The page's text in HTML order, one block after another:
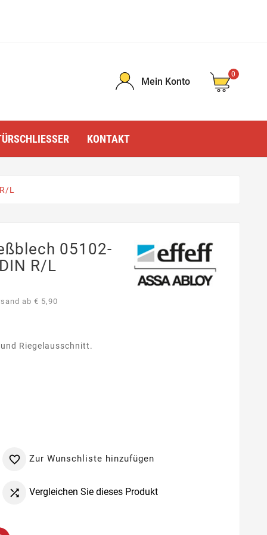
Mein Konto
0
KONTAKT
L
05102-
R/L
ab € 5,90
Riegelausschnitt.
 Zur Wunschliste hinzufügen
 Vergleichen Sie dieses Produkt